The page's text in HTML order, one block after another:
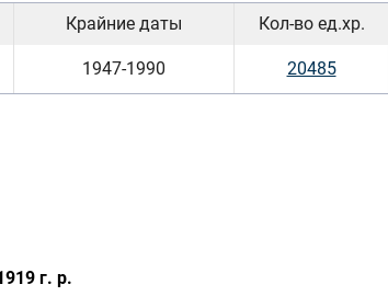
Крайние даты Кол-во ед.хр.
1947-1990 20485
г. р.